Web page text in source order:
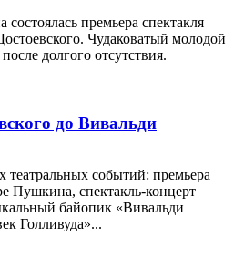
премьера спектакля
Чудаковатый молодой
долгого отсутствия.
до Вивальди
театральных событий: премьера
Пушкина, спектакль-концерт
байопик «Вивальди
Голливуда»...